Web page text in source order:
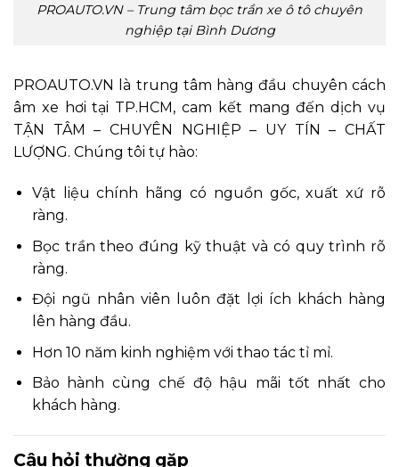
PROAUTO.VN – Trung tâm bọc trần xe ô tô chuyên
nghiệp tại Bình Dương
PROAUTO.VN là trung tâm hàng đầu chuyên cách
âm xe hơi tại TP.HCM, cam kết mang đến dịch vụ
TẬN TÂM – CHUYÊN NGHIỆP – UY TÍN – CHẤT
LƯỢNG. Chúng tôi tự hào:
Vật liệu chính hãng có nguồn gốc, xuất xứ rõ
ràng.
Bọc trần theo đúng kỹ thuật và có quy trình rõ
ràng.
Đội ngũ nhân viên luôn đặt lợi ích khách hàng
lên hàng đầu.
Hơn 10 năm kinh nghiệm với thao tác tỉ mỉ.
Bảo hành cùng chế độ hậu mãi tốt nhất cho
khách hàng.
Câu hỏi thường gặp